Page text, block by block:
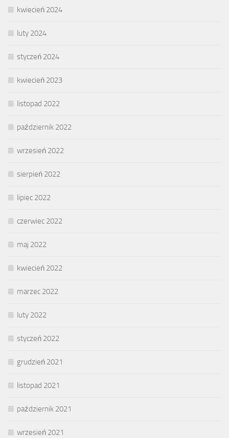
kwiecień 2024
luty 2024
styczeń 2024
kwiecień 2023
listopad 2022
październik 2022
wrzesień 2022
sierpień 2022
lipiec 2022
czerwiec 2022
maj 2022
kwiecień 2022
marzec 2022
luty 2022
styczeń 2022
grudzień 2021
listopad 2021
październik 2021
wrzesień 2021